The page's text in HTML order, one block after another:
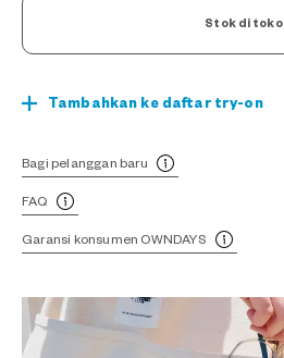
Stok di toko
Tambahkan ke daftar try-on
Bagi pelanggan baru
FAQ
Garansi konsumen OWNDAYS